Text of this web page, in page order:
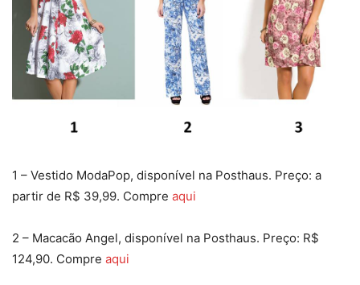
1 – Vestido ModaPop, disponível na Posthaus. Preço: a
partir de R$ 39,99. Compre aqui
2 – Macacão Angel, disponível na Posthaus. Preço: R$
124,90. Compre aqui